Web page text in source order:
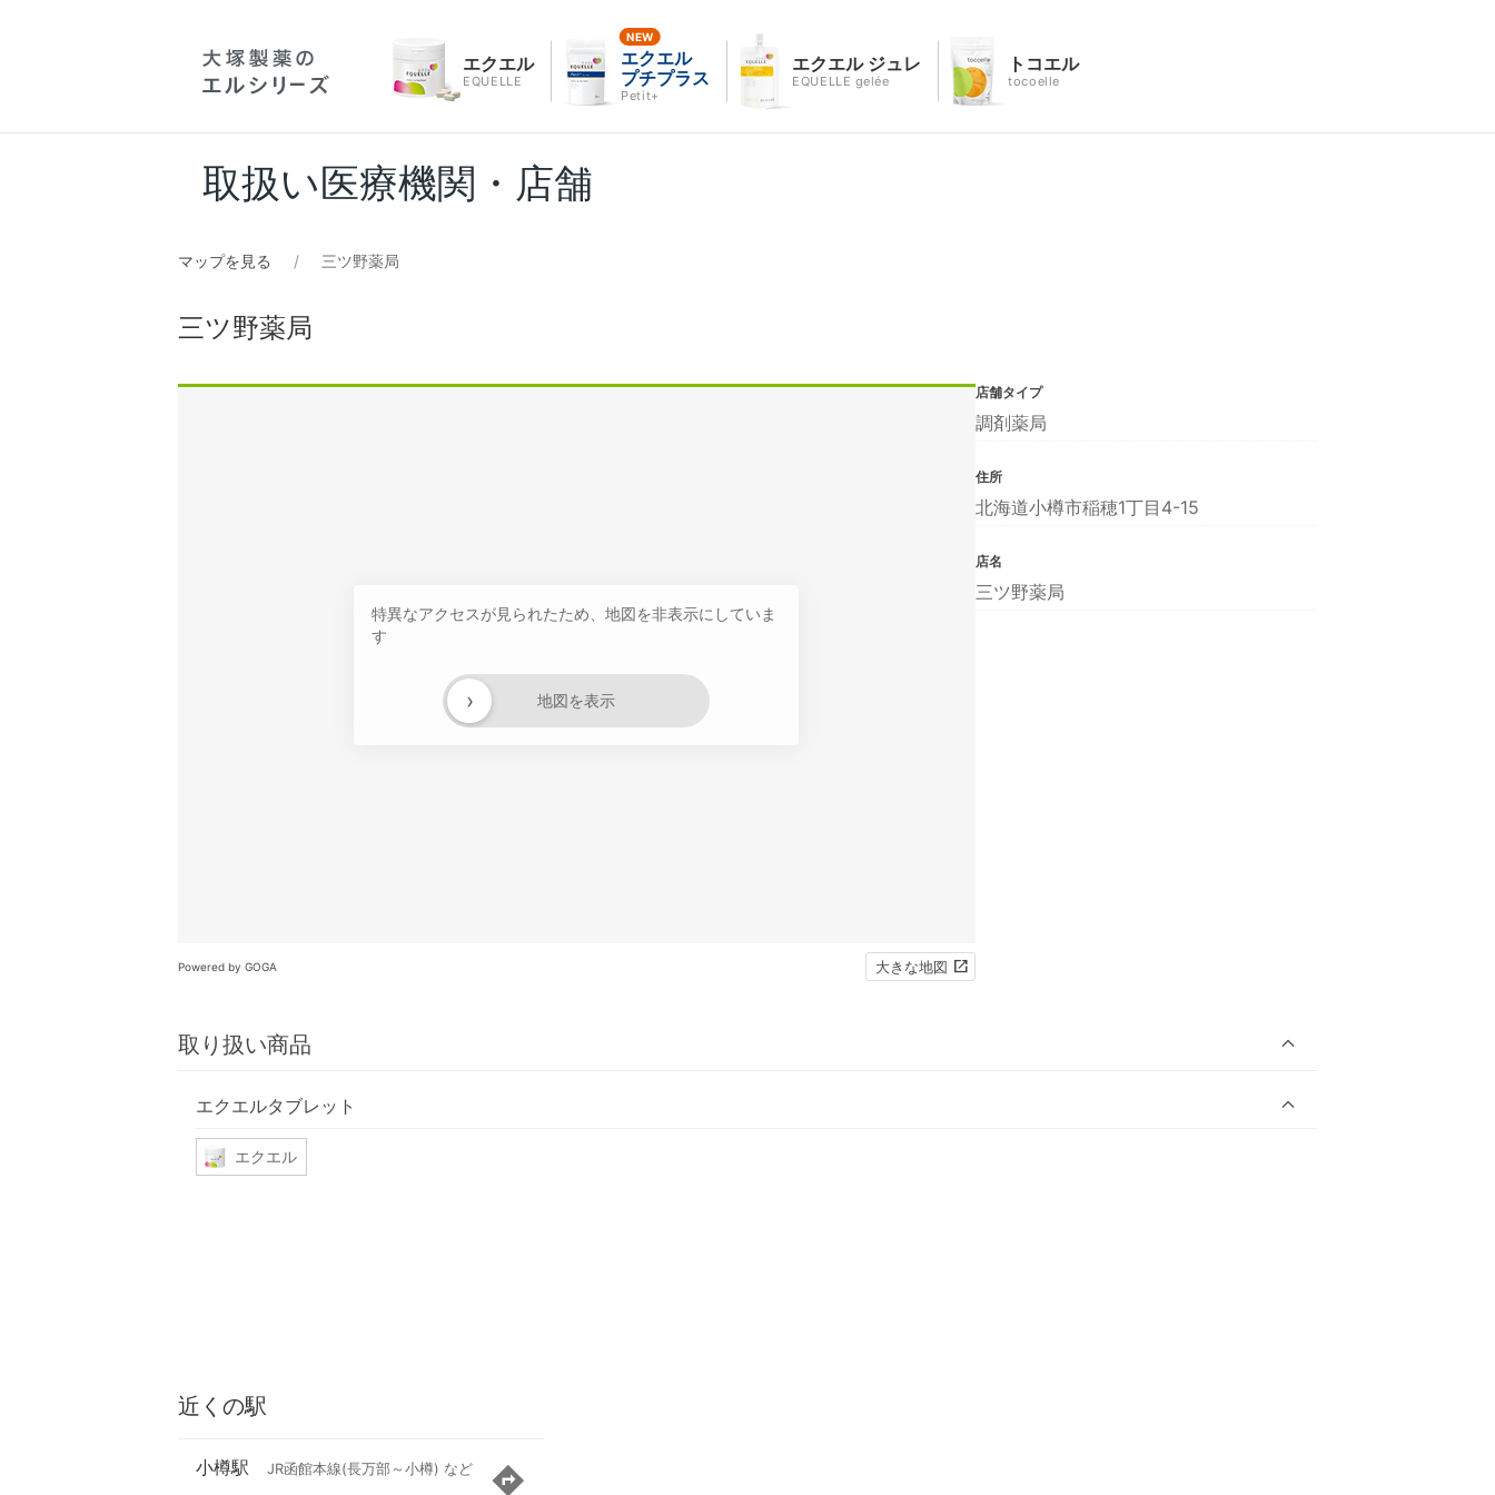
エクエル
EQUELLE
エクエル
プチプラス
Petit+
エクエル ジュレ
EQUELLE gelée
トコエル
tocoelle
取扱い医療機関・店舗
マップを見る 三ツ野薬局
三ツ野薬局
特異なアクセスが見られたため、地図を非表示にしていま
す
地図を表示
›
Powered by GOGA 大きな地図
取り扱い商品
エクエルタブレット
エクエル
店舗タイプ
調剤薬局
住所
北海道小樽市稲穂1丁目4-15
店名
三ツ野薬局
近くの駅
小樽駅 JR函館本線(長万部～小樽) など